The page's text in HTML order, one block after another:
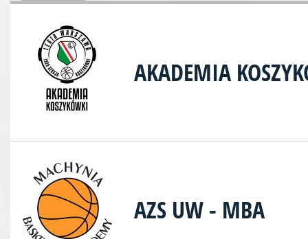
AKADEMIA
AZS UW - MBA